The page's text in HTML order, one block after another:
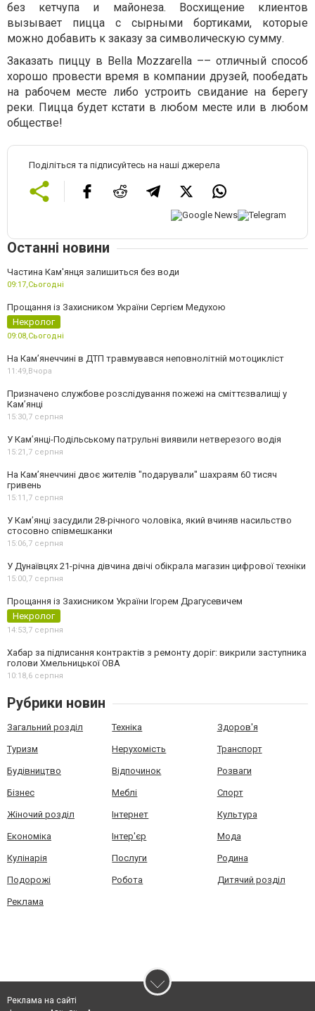
без кетчупа и майонеза. Восхищение клиентов
вызывает пицца с сырными бортиками, которые
можно добавить к заказу за символическую сумму.
Заказать пиццу в Bella Mozzarella –– отличный способ
хорошо провести время в компании друзей, пообедать
на рабочем месте либо устроить свидание на берегу
реки. Пицца будет кстати в любом месте или в любом
обществе!
Поділіться та підписуйтесь на наші джерела
Останні новини
Частина Кам'янця залишиться без води
09:17,Сьогодні
Прощання із Захисником України Сергієм Медухою
Некролог
09:08,Сьогодні
На Кам’янеччині в ДТП травмувався неповнолітній мотоцикліст
11:49,Вчора
Призначено службове розслідування пожежі на сміттєзвалищі у
Кам’янці
15:30,7 серпня
У Кам’янці-Подільському патрульні виявили нетверезого водія
15:21,7 серпня
На Камʼянеччині двоє жителів "подарували" шахраям 60 тисяч
гривень
15:11,7 серпня
У Камʼянці засудили 28-річного чоловіка, який вчиняв насильство
стосовно співмешканки
15:06,7 серпня
У Дунаївцях 21-річна дівчина двічі обікрала магазин цифрової техніки
15:00,7 серпня
Прощання із Захисником України Ігорем Драгусевичем
Некролог
14:53,7 серпня
Хабар за підписання контрактів з ремонту доріг: викрили заступника
голови Хмельницької ОВА
10:18,6 серпня
Рубрики новин
Загальний розділ Техніка Здоров'я
Туризм Нерухомість Транспорт
Будівництво Відпочинок Розваги
Бізнес Меблі Спорт
Жіночий розділ Інтернет Культура
Економіка Інтер'єр Мода
Кулінарія Послуги Родина
Подорожі Робота Дитячий розділ
Реклама
Реклама на сайті